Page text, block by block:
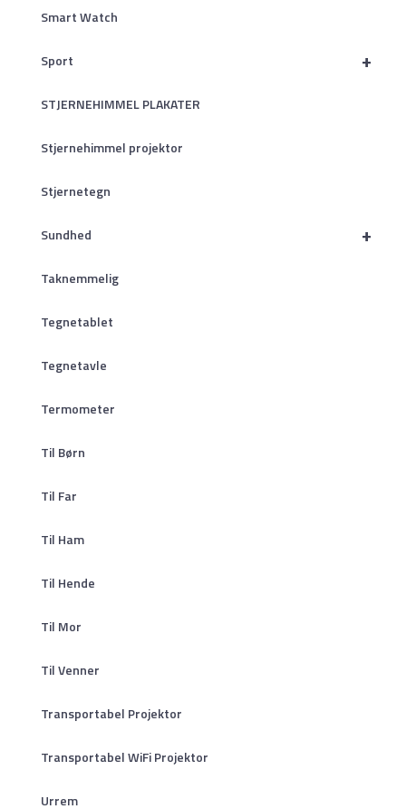
Smart Watch
+
Sport
STJERNEHIMMEL PLAKATER
Stjernehimmel projektor
Stjernetegn
+
Sundhed
Taknemmelig
Tegnetablet
Tegnetavle
Termometer
Til Børn
Til Far
Til Ham
Til Hende
Til Mor
Til Venner
Transportabel Projektor
Transportabel WiFi Projektor
Urrem